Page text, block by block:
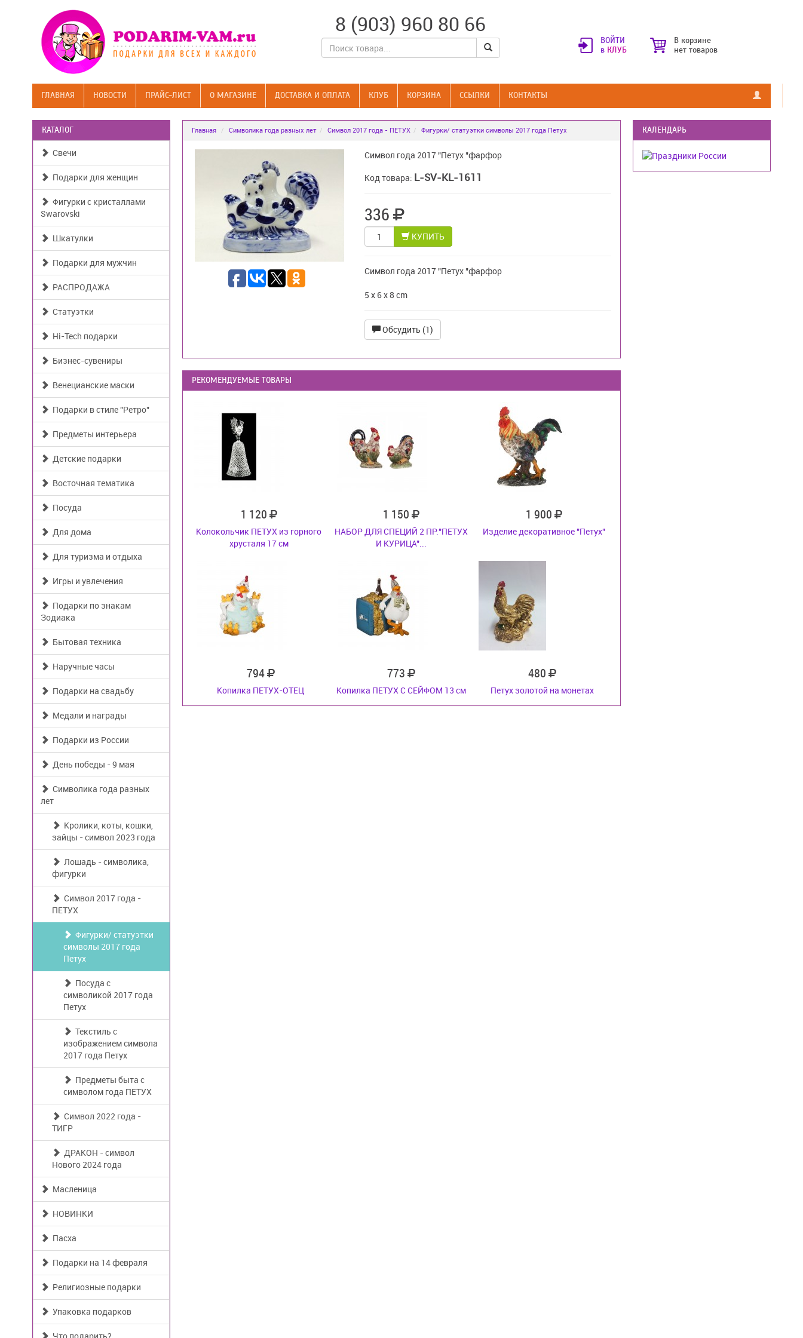
8 (903) 960 80 66
ВОЙТИ
в КЛУБ
В корзине
нет товаров
ГЛАВНАЯ НОВОСТИ ПРАЙС-ЛИСТ О МАГАЗИНЕ ДОСТАВКА И ОПЛАТА КЛУБ КОРЗИНА CСЫЛКИ КОНТАКТЫ
КАТАЛОГ
Свечи
Подарки для женщин
Фигурки с кристаллами
Swarovski
Шкатулки
Подарки для мужчин
РАСПРОДАЖА
Статуэтки
Hi-Tech подарки
Бизнес-сувениры
Венецианские маски
Подарки в стиле "Ретро"
Предметы интерьера
Детские подарки
Восточная тематика
Посуда
Для дома
Для туризма и отдыха
Игры и увлечения
Подарки по знакам
Зодиака
Бытовая техника
Наручные часы
Подарки на свадьбу
Медали и награды
Подарки из России
День победы - 9 мая
Символика года разных
лет
Кролики, коты, кошки,
зайцы - символ 2023 года
Лошадь - символика,
фигурки
Символ 2017 года -
ПЕТУХ
Фигурки/ статуэтки
символы 2017 года
Петух
Посуда с
символикой 2017 года
Петух
Текстиль с
изображением символа
2017 года Петух
Предметы быта с
символом года ПЕТУХ
Символ 2022 года -
ТИГР
ДРАКОН - символ
Нового 2024 года
Масленица
НОВИНКИ
Пасха
Подарки на 14 февраля
Религиозные подарки
Упаковка подарков
Главная Символика года разных лет Символ 2017 года - ПЕТУХ Фигурки/ статуэтки символы 2017 года Петух
Символ года 2017 "Петух "фарфор
Код товара: L-SV-KL-1611
336
КУПИТЬ
Символ года 2017 "Петух "фарфор
5 x 6 x 8 cm
Обсудить (1)
РЕКОМЕНДУЕМЫЕ ТОВАРЫ
1 120
Колокольчик ПЕТУХ из горного
хрусталя 17 см
1 150
НАБОР ДЛЯ СПЕЦИЙ 2 ПР."ПЕТУХ
И КУРИЦА"...
1 900
Изделие декоративное "Петух"
794
Копилка ПЕТУХ-ОТЕЦ
773
Копилка ПЕТУХ С СЕЙФОМ 13 см
480
Петух золотой на монетах
КАЛЕНДАРЬ